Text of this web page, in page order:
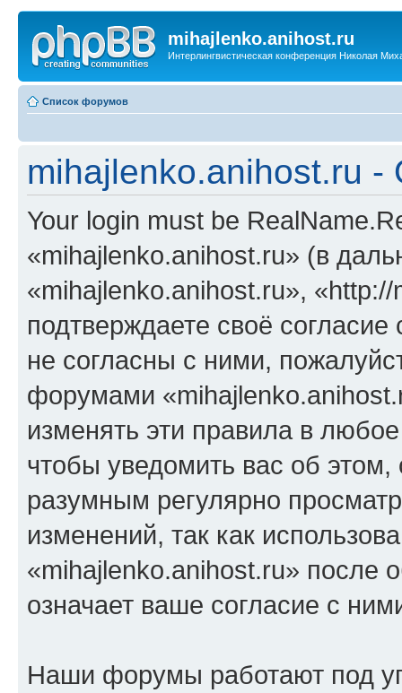
mihajlenko.anihost.ru
Интерлингвистическая конференция Николая
Список форумов
mihajlenko.anihost.ru
Your login must be
«mihajlenko.anihost.ru» (в
«mihajlenko.anihost.ru»,
подтверждаете своё
не согласны с ними,
форумами
изменять эти правила в
чтобы уведомить вас об
разумным регулярно
изменений, так как
«mihajlenko.anihost.ru» после
означает ваше согласие с
Наши форумы работают под